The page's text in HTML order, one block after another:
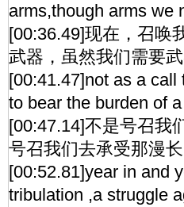
arms,though arms we
[00:36.49]现在，召
武器，虽然我们需要武
[00:41.47]not as a
to bear the burden of
[00:47.14]不是号召我
号召我们去承受那漫
[00:52.81]year in and
tribulation ,a struggle